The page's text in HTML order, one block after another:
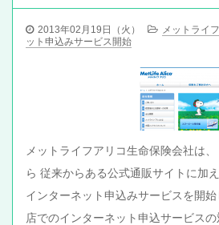
2013年02月19日（火）
メットライ
ット申込みサービス開始
メットライフアリコ生命保険会社は
ら 従来からある公式通販サイトに加
インターネット申込みサービスを開
店でのインターネット申込サービス